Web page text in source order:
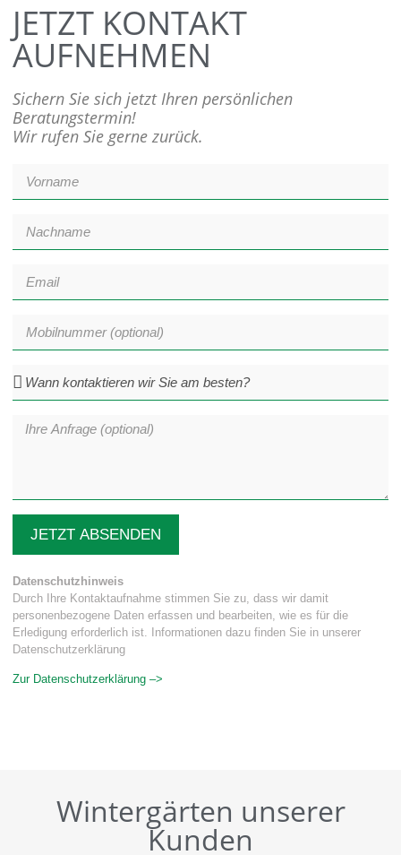
JETZT KONTAKT
AUFNEHMEN
Sichern Sie sich jetzt Ihren persönlichen
Beratungstermin!
Wir rufen Sie gerne zurück.
JETZT ABSENDEN
Datenschutzhinweis
Durch Ihre Kontaktaufnahme stimmen Sie zu, dass wir damit
personenbezogene Daten erfassen und bearbeiten, wie es für die
Erledigung erforderlich ist. Informationen dazu finden Sie in unserer
Datenschutzerklärung
Zur Datenschutzerklärung –>
Wintergärten unserer
Kunden